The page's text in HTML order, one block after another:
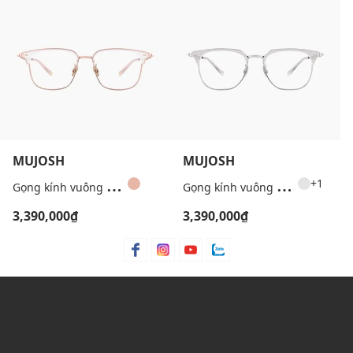
MUJOSH
G
ọng kính vuông unisex bản vừa
3,390,000₫
MUJOSH
G
ọng kính vuông unisex tròn bản mảnh hiện đại +1
3,390,000₫